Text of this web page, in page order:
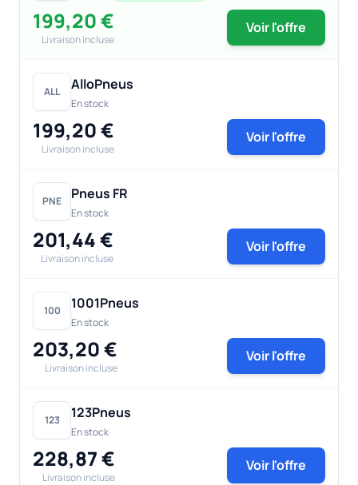
199,20 €
Livraison incluse
Voir l'offre
ALL AlloPneus
En stock
199,20 €
Livraison incluse
Voir l'offre
PNE Pneus FR
En stock
201,44 €
Livraison incluse
Voir l'offre
100 1001Pneus
En stock
203,20 €
Livraison incluse
Voir l'offre
123 123Pneus
En stock
228,87 €
Livraison incluse
Voir l'offre